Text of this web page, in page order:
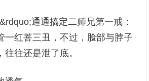
通通搞定二师兄第一戒：
一红菩三丑，不过，脸部与脖子
往还是泄了底。